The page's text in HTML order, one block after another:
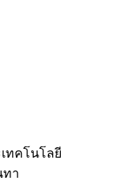
ทคโนโลยี
ทา